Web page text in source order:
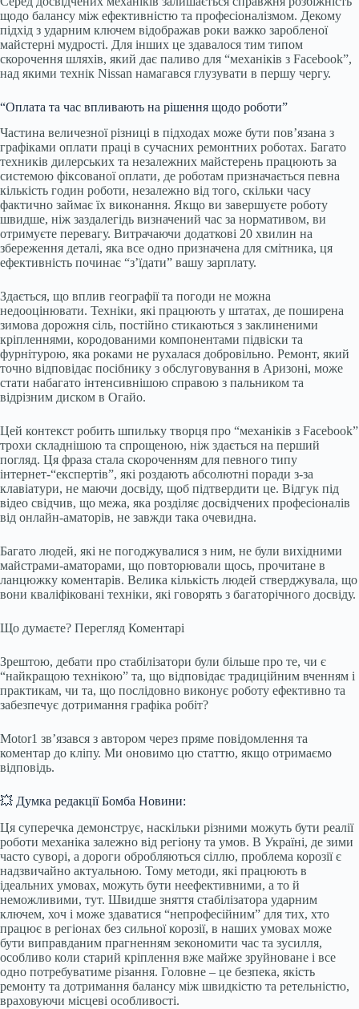
щодо балансу між ефективністю та професіоналізмом. Декому
підхід з ударним ключем відображав роки важко заробленої
майстерні мудрості. Для інших це здавалося тим типом
скорочення шляхів, який дає паливо для “механіків з Facebook”,
над якими технік Nissan намагався глузувати в першу чергу.
“Оплата та час впливають на рішення щодо роботи”
Частина величезної різниці в підходах може бути пов’язана з
графіками оплати праці в сучасних ремонтних роботах. Багато
техників дилерських та незалежних майстерень працюють за
системою фіксованої оплати, де роботам призначається певна
кількість годин роботи, незалежно від того, скільки часу
фактично займає їх виконання. Якщо ви завершуєте роботу
швидше, ніж заздалегідь визначений час за нормативом, ви
отримуєте перевагу. Витрачаючи додаткові 20 хвилин на
збереження деталі, яка все одно призначена для смітника, ця
ефективність починає “з’їдати” вашу зарплату.
Здається, що вплив географії та погоди не можна
недооцінювати. Техніки, які працюють у штатах, де поширена
зимова дорожня сіль, постійно стикаються з заклиненими
кріпленнями, кородованими компонентами підвіски та
фурнітурою, яка роками не рухалася добровільно. Ремонт, який
точно відповідає посібнику з обслуговування в Аризоні, може
стати набагато інтенсивнішою справою з пальником та
відрізним диском в Огайо.
Цей контекст робить шпильку творця про “механіків з Facebook”
трохи складнішою та спрощеною, ніж здається на перший
погляд. Ця фраза стала скороченням для певного типу
інтернет-“експертів”, які роздають абсолютні поради з-за
клавіатури, не маючи досвіду, щоб підтвердити це. Відгук під
відео свідчив, що межа, яка розділяє досвідчених професіоналів
від онлайн-аматорів, не завжди така очевидна.
Багато людей, які не погоджувалися з ним, не були вихідними
майстрами-аматорами, що повторювали щось, прочитане в
ланцюжку коментарів. Велика кількість людей стверджувала, що
вони кваліфіковані техніки, які говорять з багаторічного досвіду.
Що думаєте? Перегляд Коментарі
Зрештою, дебати про стабілізатори були більше про те, чи є
“найкращою технікою” та, що відповідає традиційним вченням і
практикам, чи та, що послідовно виконує роботу ефективно та
забезпечує дотримання графіка робіт?
Motor1 зв’язався з автором через пряме повідомлення та
коментар до кліпу. Ми оновимо цю статтю, якщо отримаємо
відповідь.
💥 Думка редакції Бомба Новини:
Ця суперечка демонструє, наскільки різними можуть бути реалії
роботи механіка залежно від регіону та умов. В Україні, де зими
часто суворі, а дороги обробляються сіллю, проблема корозії є
надзвичайно актуальною. Тому методи, які працюють в
ідеальних умовах, можуть бути неефективними, а то й
неможливими, тут. Швидше зняття стабілізатора ударним
ключем, хоч і може здаватися “непрофесійним” для тих, хто
працює в регіонах без сильної корозії, в наших умовах може
бути виправданим прагненням зекономити час та зусилля,
особливо коли старий кріплення вже майже зруйноване і все
одно потребуватиме різання. Головне – це безпека, якість
ремонту та дотримання балансу між швидкістю та ретельністю,
враховуючи місцеві особливості.